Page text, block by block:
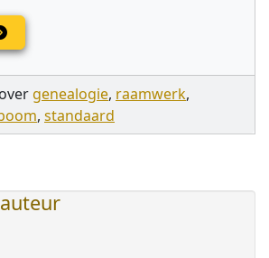
genealogie, raamwerk,
, standaard